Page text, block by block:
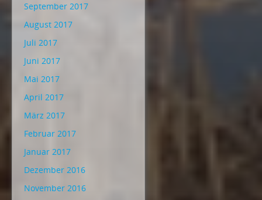
September 2017
August 2017
Juli 2017
Juni 2017
Mai 2017
April 2017
März 2017
Februar 2017
Januar 2017
Dezember 2016
November 2016